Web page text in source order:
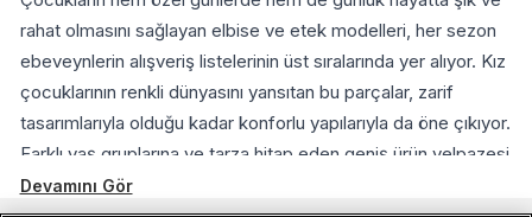
rahat olmasını sağlayan elbise ve etek modelleri, her sezon
ebeveynlerin alışveriş listelerinin üst sıralarında yer alıyor. Kız
çocuklarının renkli dünyasını yansıtan bu parçalar, zarif
tasarımlarıyla olduğu kadar konforlu yapılarıyla da öne çıkıyor.
Farklı yaş gruplarına ve tarza hitap eden geniş ürün yelpazesi
sayesinde çocuklar kendilerini özgür hissederken,
Devamını Gör